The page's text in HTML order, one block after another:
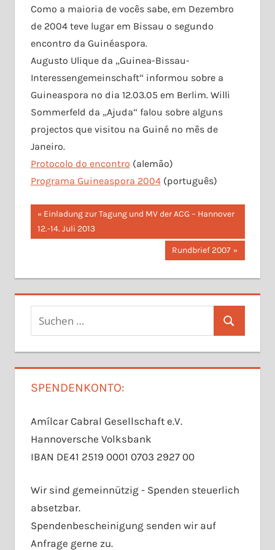
Como a maioria de vocês sabe, em Dezembro
de 2004 teve lugar em Bissau o segundo
encontro da Guinéaspora.
Augusto Ulique da „Guinea-Bissau-
Interessengemeinschaft“ informou sobre a
Guineaspora no dia 12.03.05 em Berlim. Willi
Sommerfeld da „Ajuda“ falou sobre alguns
projectos que visitou na Guiné no mês de
Janeiro.
Protocolo do encontro (alemão)
Programa Guineaspora 2004(português)
Beitragsnavigation
Vorheriger
Beitrag:
Einladung zur Tagung und MV der ACG – Hannover
12.-14. Juli 2013
Nächster
Rundbrief 2007
Suchen
Suchen
SPENDENKONTO:
Amílcar Cabral Gesellschaft e.V.
Hannoversche Volksbank
IBAN DE41 2519 0001 0703 2927 00
Wir sind gemeinnützig - Spenden steuerlich
absetzbar.
Spendenbescheinigung senden wir auf
Anfrage gerne zu.